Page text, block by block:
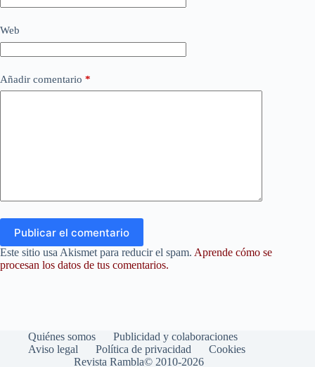
Web
Añadir comentario *
Publicar el comentario
Este sitio usa Akismet para reducir el spam. Aprende cómo se
procesan los datos de tus comentarios.
Quiénes somos
Publicidad y colaboraciones
Aviso legal
Política de privacidad
Cookies
Revista Rambla© 2010-2026